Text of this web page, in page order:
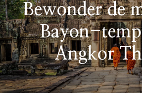
Bewonder de
Bayon-
Angkor